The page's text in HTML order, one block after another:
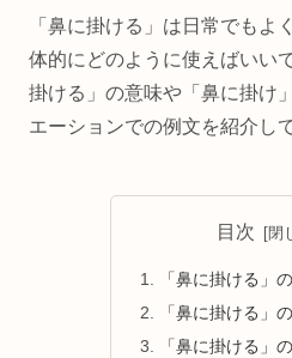
「鼻に掛ける」は日常でもよ
体的にどのように使えばいい
掛ける」の意味や「鼻に掛け
エーションでの例文を紹介し
目次
「鼻に掛ける」
「鼻に掛ける」
「鼻に掛ける」